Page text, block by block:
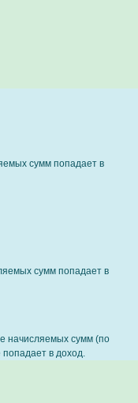
сумм попадает в
сумм попадает в
начисляемых сумм (по
в доход.